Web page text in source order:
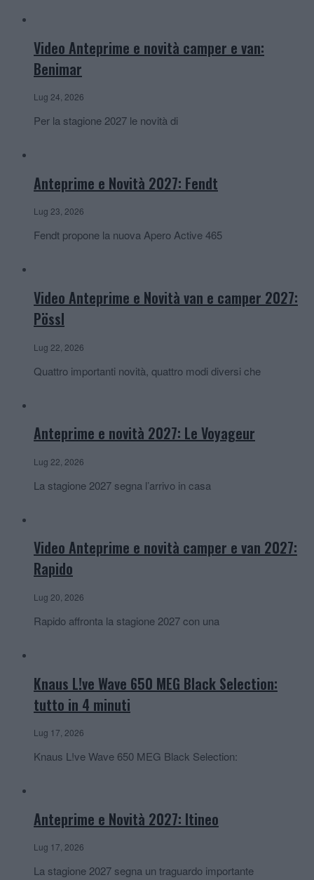
Video Anteprime e novità camper e van:
Benimar
Lug 24, 2026
Per la stagione 2027 le novità di
Anteprime e Novità 2027: Fendt
Lug 23, 2026
Fendt propone la nuova Apero Active 465
Video Anteprime e Novità van e camper 2027:
Pössl
Lug 22, 2026
Quattro importanti novità, quattro modi diversi che
Anteprime e novità 2027: Le Voyageur
Lug 22, 2026
La stagione 2027 segna l’arrivo in casa
Video Anteprime e novità camper e van 2027:
Rapido
Lug 20, 2026
Rapido affronta la stagione 2027 con una
Knaus L!ve Wave 650 MEG Black Selection:
tutto in 4 minuti
Lug 17, 2026
Knaus L!ve Wave 650 MEG Black Selection:
Anteprime e Novità 2027: Itineo
Lug 17, 2026
La stagione 2027 segna un traguardo importante